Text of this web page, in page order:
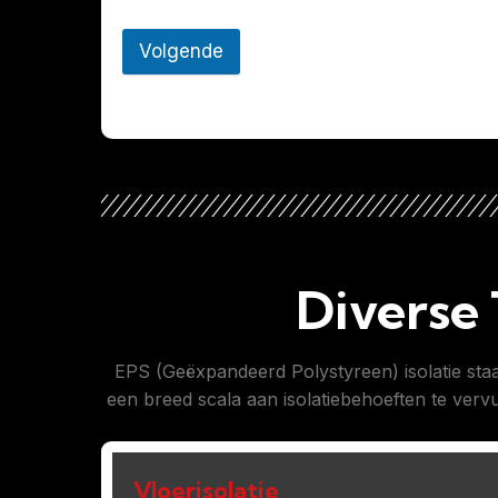
Volgende
Diverse
EPS (Geëxpandeerd Polystyreen) isolatie
een breed scala aan isolatiebehoeften te
Vloerisolatie